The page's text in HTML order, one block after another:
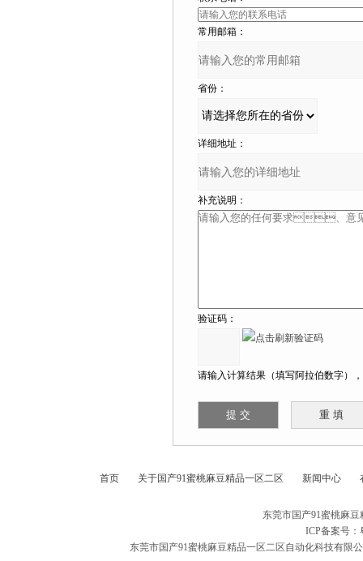
常用邮箱：
省份：
详细地址：
补充说明：
验证码：
请输入计算结果（填写阿拉伯数字），
首页 关于国产91蜜桃麻豆精品一区二区 新闻中心
东莞市国产91蜜桃麻
ICP备案号：
东莞市国产91蜜桃麻豆精品一区二区自动化科技有限